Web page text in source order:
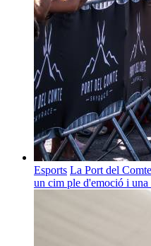
Esports La Port del
un cim ple d'emoció i una